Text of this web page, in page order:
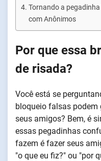
Tornando a
com Anônimos
Por que essa
de risada?
Você está se
bloqueio falsas
seus amigos? Bem, é
essas pegadinhas
fazem é fazer seus
"o que eu fiz?" ou "por